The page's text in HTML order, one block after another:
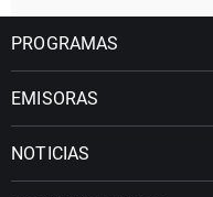
PROGRAMAS
EMISORAS
NOTICIAS